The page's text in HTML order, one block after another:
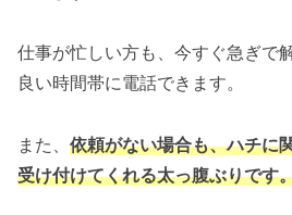
仕事が忙しい方も、今すぐ急ぎで
良い時間帯に電話できます。
また、 依頼がない場合も、ハチに
受け付けてくれる太っ腹ぶりです